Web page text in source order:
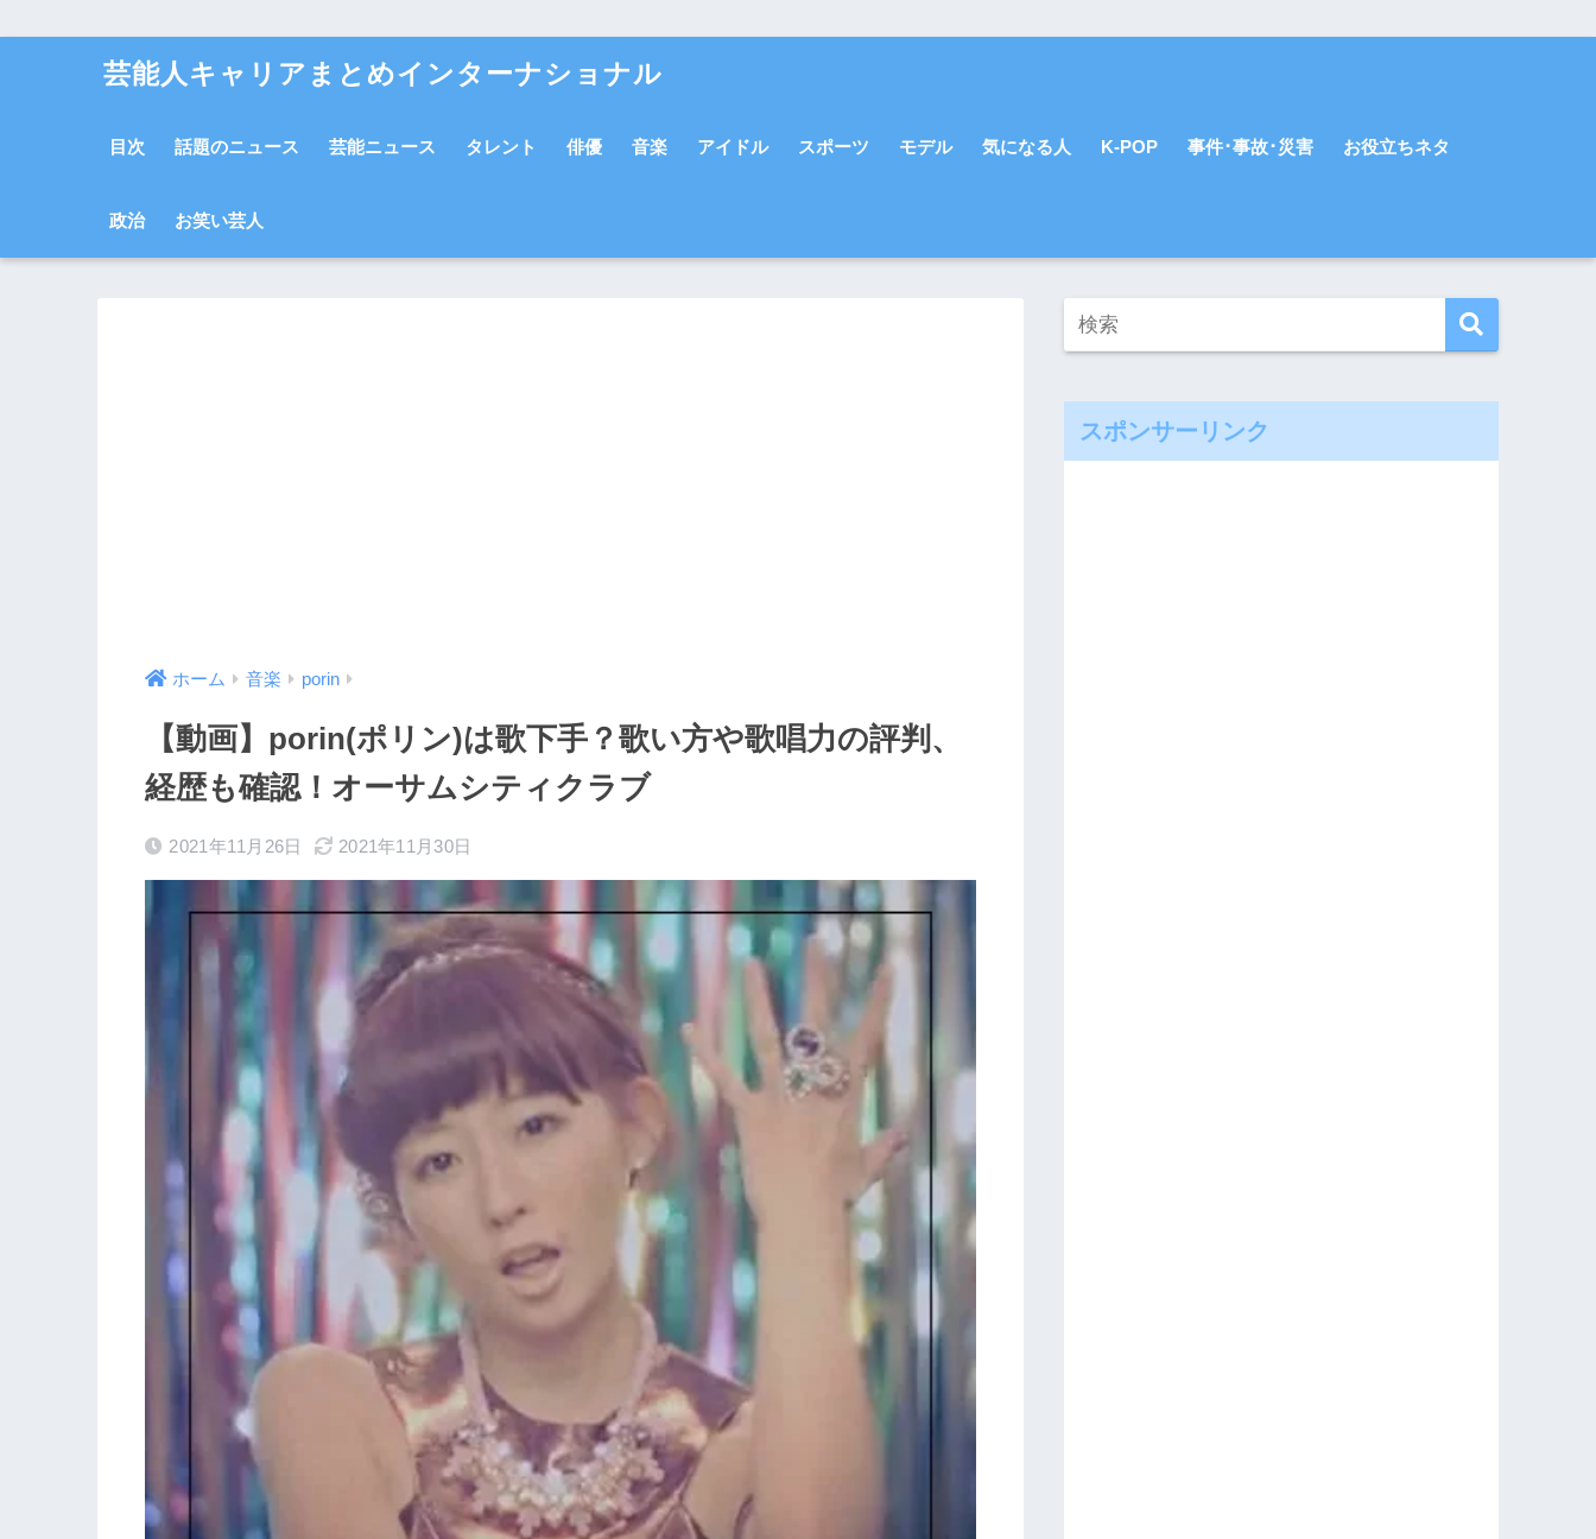
芸能人キャリアまとめインターナショナル
目次 話題のニュース 芸能ニュース タレント 俳優 音楽 アイドル スポーツ モデル 気になる人 K-POP 事件･事故･災害 お役立ちネタ
政治 お笑い芸人
ホーム 音楽 porin
【動画】porin(ポリン)は歌下手？歌い方や歌唱力の評判、
経歴も確認！オーサムシティクラブ
2021年11月26日 2021年11月30日
スポンサーリンク